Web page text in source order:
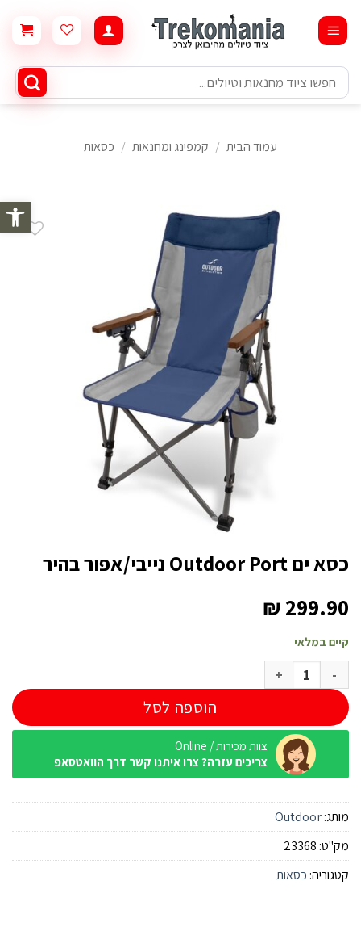
פתח
content
חיפוש
עבור:
עמוד הבית / קמפינג ומחנאות / כסאות
כסא ים Outdoor Port נייבי/אפור בהיר
₪299.90
קיים במלאי
כמות של כסא ים Outdoor Port נייבי/אפור בהיר
הוספה לסל
צוות מכירות / Online
צריכים עזרה? צרו איתנו קשר דרך הוואטסאפ
מותג:Outdoor
מק"ט: 23368
קטגוריה: כסאות